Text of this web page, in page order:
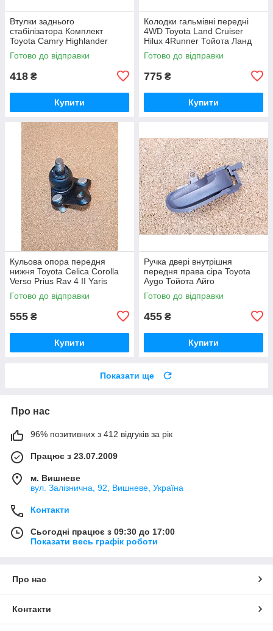
Втулки заднього
стабілізатора Комплект
Toyota Camry Highlander
Kluger Harrier Тойота Харріер
Хайлендер Клюгер Камрі
Готово до відправки
418 ₴
Купити
Колодки гальмівні передні
4WD Toyota Land Cruiser
Hilux 4Runner Тойота Ланд
Крузер 4 Руннер Фораннер
Хайлюкс
Готово до відправки
775 ₴
Купити
Кульова опора передня
нижня Toyota Celica Corolla
Verso Prius Rav 4 II Yaris
Тойота Яріс Ярис Селіція
Селиция Корола Верзо Пріус
Готово до відправки
555 ₴
Купити
Ручка двері внутрішня
передня права сіра Toyota
Aygo Тойота Айго
Готово до відправки
455 ₴
Купити
Показати ще
Про нас
96% позитивних з 412 відгуків за рік
Працює з 23.07.2009
м. Вишневе
вул. Залізнична, 92, Вишневе, Україна
Контакти
Сьогодні працює з 09:30 до 17:00
Показати весь графік роботи
Про нас
Контакти